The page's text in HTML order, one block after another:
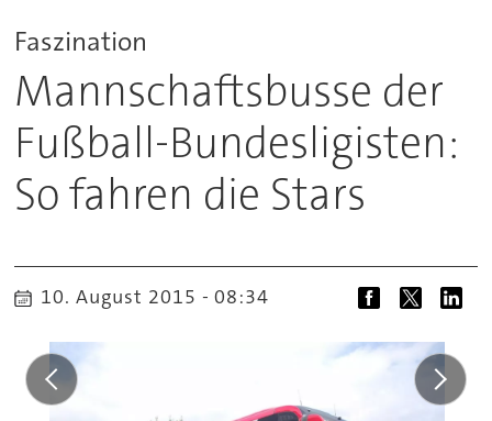
Faszination
Mannschaftsbusse der
Fußball-Bundesligisten:
So fahren die Stars
10. August 2015 - 08:34